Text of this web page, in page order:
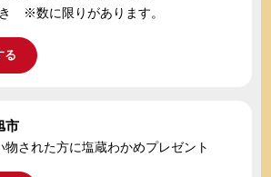
※数に限りがあります。
る
市
された方に塩蔵わかめプレゼント